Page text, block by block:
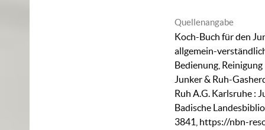
Quellenangabe
Koch-Buch für den
allgemein-
Bedienung,
Junker & Ruh-
Ruh A.G. Karlsruhe :
Badische
3841 https://nbn-